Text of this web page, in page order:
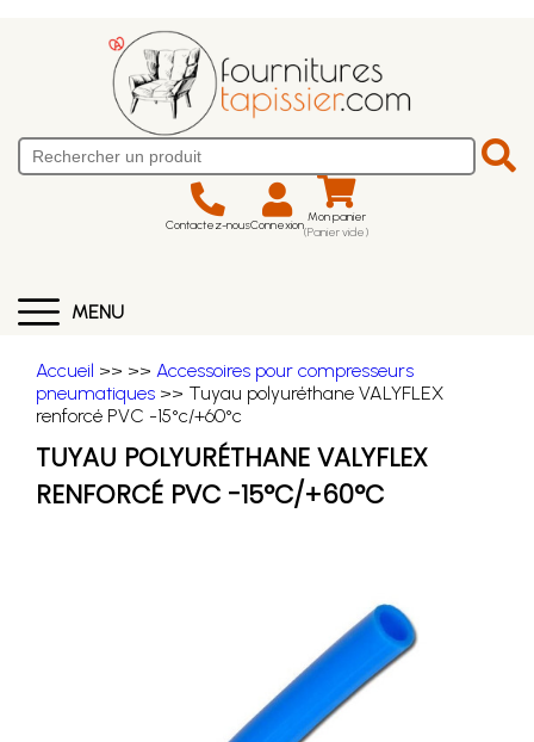
Contactez-nousConnexion Mon panier
(Panier vide)
MENU
Accueil >> >> Accessoires pour compresseurs
pneumatiques >> Tuyau polyuréthane VALYFLEX
renforcé PVC -15°c/+60°c
TUYAU POLYURÉTHANE VALYFLEX
RENFORCÉ PVC -15°C/+60°C